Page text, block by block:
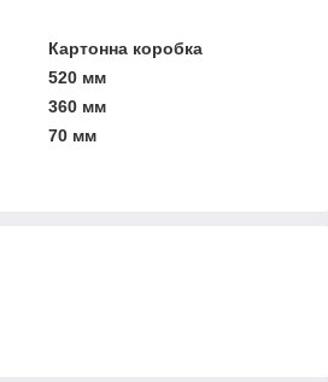
Картонна коробка
520 мм
360 мм
70 мм